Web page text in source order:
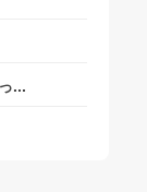
...